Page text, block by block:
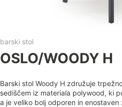
barski stol
OSLO/WOODY H
Barski stol Woody H združuje
sediščem iz materiala polywood, ki
a je veliko bolj odporen in